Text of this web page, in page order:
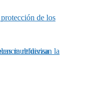
de los
en hipotecas multidivisa